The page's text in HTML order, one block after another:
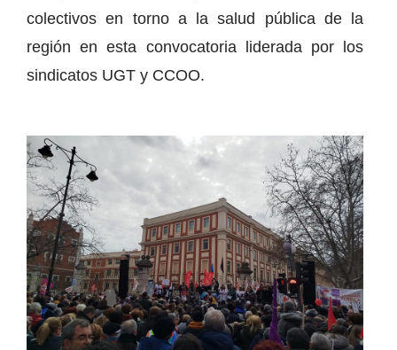
colectivos en torno a la salud pública de la
región en esta convocatoria liderada por los
sindicatos UGT y CCOO.